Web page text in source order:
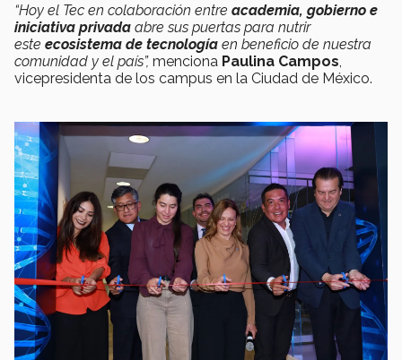
“Hoy el Tec en colaboración entre academia, gobierno e
iniciativa privada abre sus puertas para nutrir
este ecosistema de tecnología en beneficio de nuestra
comunidad y el país”, menciona Paulina Campos
vicepresidenta de los campus en la Ciudad de México.